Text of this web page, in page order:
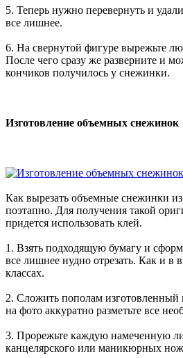
5. Теперь нужно перевернуть и
все лишнее.
6. На свернутой фигуре вырежьте
После чего сразу же разверните и
кончиков получилось у снежинки.
Изготовление объемных снежинок
Как вырезать объемные снежинки
поэтапно. Для получения такой
придется использовать клей.
1. Взять подходящую бумагу и
все лишнее нудно отрезать. Как и в
классах.
2. Сложить пополам изготовленный
на фото аккуратно разметьте все
3. Прорежьте каждую намеченную
канцелярского или маникюрных